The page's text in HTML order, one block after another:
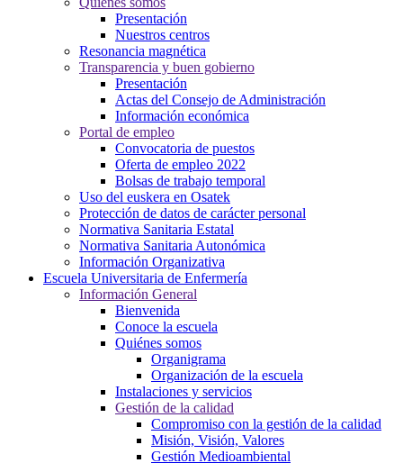
Presentación
Nuestros centros
Resonancia magnética
Transparencia y buen gobierno
Presentación
Actas del Consejo de Administración
Información económica
Portal de empleo
Convocatoria de puestos
Oferta de empleo 2022
Bolsas de trabajo temporal
Uso del euskera en Osatek
Protección de datos de carácter personal
Normativa Sanitaria Estatal
Normativa Sanitaria Autonómica
Información Organizativa
Escuela Universitaria de Enfermería
Información General
Bienvenida
Conoce la escuela
Quiénes somos
Organigrama
Organización de la escuela
Instalaciones y servicios
Gestión de la calidad
Compromiso con la gestión de la calidad
Misión, Visión, Valores
Gestión Medioambiental